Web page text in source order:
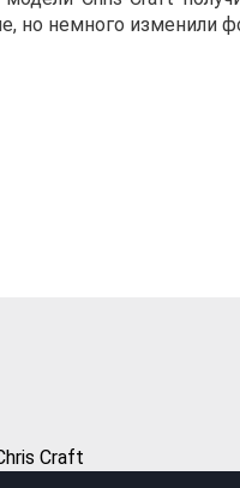
но немного изменили